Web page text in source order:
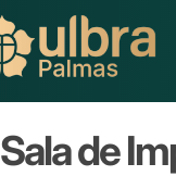
Sala de